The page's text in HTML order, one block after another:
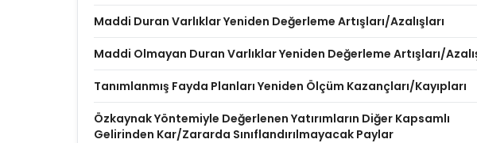
Maddi Duran Varlıklar Yeniden Değerleme Artışları/Azalışları
Maddi Olmayan Duran Varlıklar Yeniden Değerleme Artışları/
Tanımlanmış Fayda Planları Yeniden Ölçüm Kazançları/Kayıpları
Özkaynak Yöntemiyle Değerlenen Yatırımların Diğer Kapsamlı
Gelirinden Kar/Zararda Sınıflandırılmayacak Paylar